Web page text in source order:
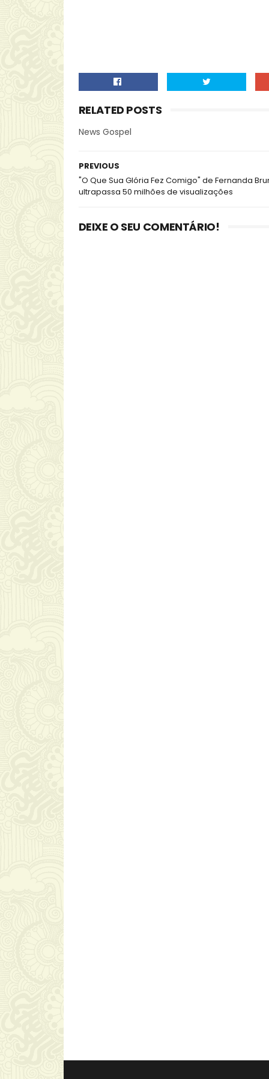
RELATED POSTS
News Gospel
PREVIOUS
"O Que Sua Glória Fez Comigo" de Fernanda
ultrapassa 50 milhões de visualizações
DEIXE O SEU COMENTÁRIO!